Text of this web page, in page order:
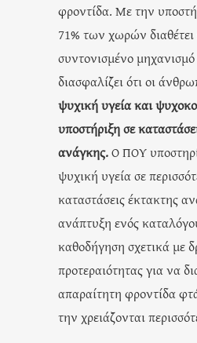
φροντίδα. Με την
71% των χωρών
συντονισμένο
διασφαλίζει ότι οι
ψυχική υγεία και
υποστήριξη σε
ανάγκης.Ο ΠΟΥ
ψυχική υγεία σε
καταστάσεις έκτακτης
ανάπτυξη ενός
καθοδήγηση σχετικά με
προτεραιότητας για να
απαραίτητη φροντίδα
την χρειάζονται